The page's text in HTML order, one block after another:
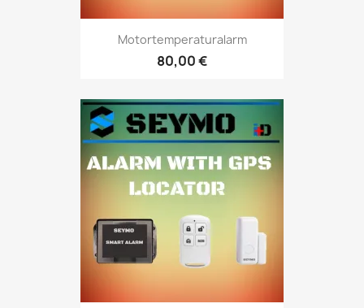
Motortemperaturalarm
80,00 €